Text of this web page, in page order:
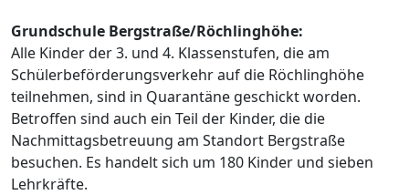
Grundschule Bergstraße/Röchlinghöhe:
Alle Kinder der 3. und 4. Klassenstufen, die am
Schülerbeförderungsverkehr auf die Röchlinghöhe
teilnehmen, sind in Quarantäne geschickt worden.
Betroffen sind auch ein Teil der Kinder, die die
Nachmittagsbetreuung am Standort Bergstraße
besuchen. Es handelt sich um 180 Kinder und sieben
Lehrkräfte.